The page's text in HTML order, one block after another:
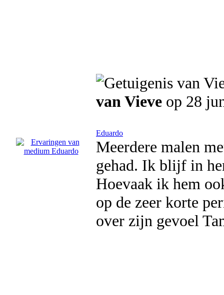
van Vieve op 28
Eduardo
Meerdere malen
gehad. Ik blijf in
Hoevaak ik hem
op de zeer korte
over zijn gevoel